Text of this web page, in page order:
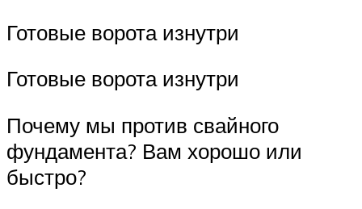
Готовые ворота изнутри
Готовые ворота изнутри
Почему мы против свайного
фундамента? Вам хорошо или
быстро?